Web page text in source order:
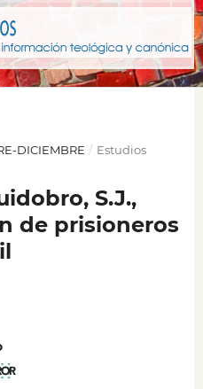
DICIEMBRE / Estudios
S.J.,
de prisioneros